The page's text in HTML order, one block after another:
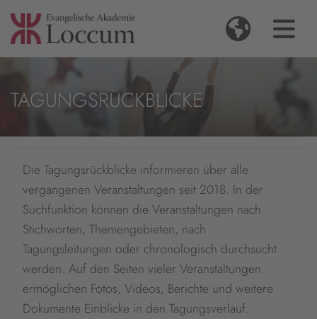
TAGUNGSRÜCKBLICKE
Die Tagungsrückblicke informieren über alle
vergangenen Veranstaltungen seit 2018. In der
Suchfunktion können die Veranstaltungen nach
Stichworten, Themengebieten, nach
Tagungsleitungen oder chronologisch durchsucht
werden. Auf den Seiten vieler Veranstaltungen
ermöglichen Fotos, Videos, Berichte und weitere
Dokumente Einblicke in den Tagungsverlauf.